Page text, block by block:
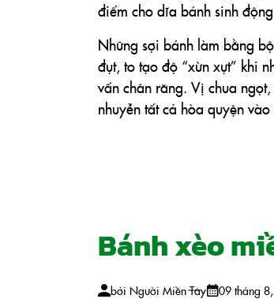
điểm cho dĩa bánh sinh
Những sợi bánh làm bằng
đụt, to tạo độ “xừn xựt” khi
vấn chân răng. Vị chua
nhuyễn tất cả hòa quyện
Bánh xèo
bởi Người Miền Tây 09 tháng